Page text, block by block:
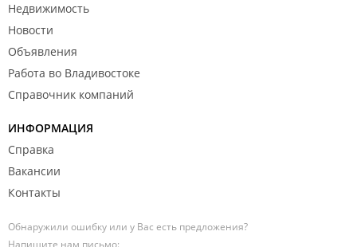
Недвижимость
Новости
Объявления
Работа во Владивостоке
Справочник компаний
ИНФОРМАЦИЯ
Справка
Вакансии
Контакты
Обнаружили ошибку или у Вас есть предложения?
Напишите нам письмо: